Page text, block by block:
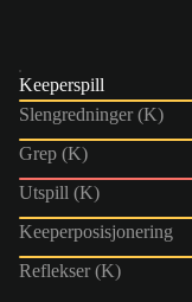
Keeperspill
Slengredninger (K)
Grep (K)
Utspill (K)
Keeperposisjonering
Reflekser (K)